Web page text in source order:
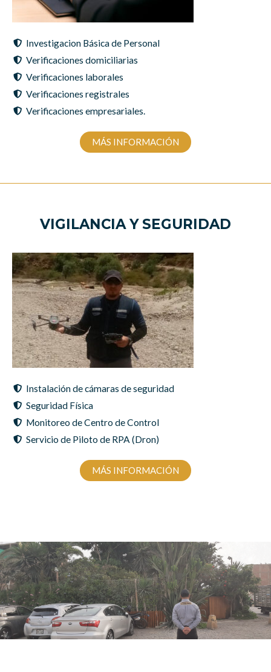
Investigacion Básica de Personal
Verificaciones domiciliarias
Verificaciones laborales
Verificaciones registrales
Verificaciones empresariales.
MÁS INFORMACIÓN
VIGILANCIA Y SEGURIDAD
Instalación de cámaras de seguridad
Seguridad Física
Monitoreo de Centro de Control
Servicio de Piloto de RPA (Dron)
MÁS INFORMACIÓN